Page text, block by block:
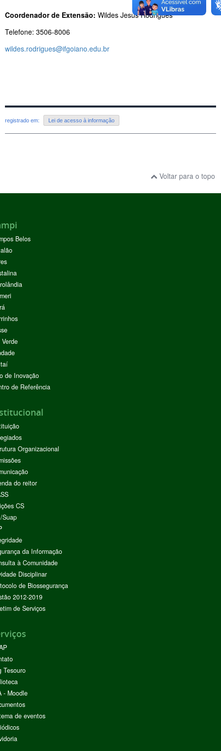
Coordenador de Extensão: Wildes Jesus Rodrigues
Telefone: 3506-8006
wildes.rodrigues@ifgoiano.edu.br
registrado em: Lei de acesso à informação
Voltar para o topo
Belos
de Inovação
de Referência
Organizacional
do reitor
CS
Suap
da Informação
à Comunidade
Disciplinar
de Biossegurança
2012-2019
de Serviços
Tesouro
- Moodle
de eventos